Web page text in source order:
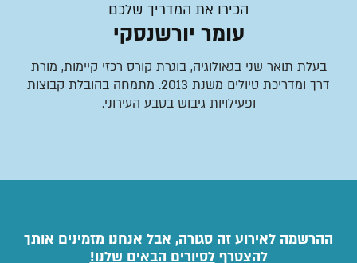
הכירו את המדריך שלכם
עומר יורשנסקי
בעלת תואר שני בגאולוגיה, בוגרת קורס רכזי קיימות, מורת
דרך ומדריכת טיולים משנת 2013. מתמחה בהובלת קבוצות
ופעילויות גיבוש בטבע העירוני.
ההרשמה לאירוע זה סגורה, אבל אנחנו מזמינים אותך
להצטרףלסיורים הבאים שלנו!